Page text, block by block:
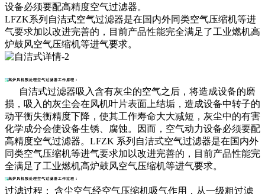
设备必须要配高精度空气过滤器。
LFZK系列 自洁式空气过滤器是在国内外同类空气压缩机等进
气要求加以改进完善的，目前产品性能完全满足了工业燃机高
炉鼓风空气压缩机等进气要求。
高炉风机预处理空气过滤器工作原理：
自洁式过滤器吸入含有灰尘的空气之后，将造成设备的磨
损，吸入的灰尘会在风机叶片表面上结垢，造成设备中转子的
动平衡失衡精度下降，使其工作寿命大大减短，灰尘中的有害
化学成分会使设备生锈、腐蚀。因而，空气动力设备必须要配
高精度空气过滤器。LFZK 系列自洁式空气过滤器是在国内外
同类空气压缩机等进气要求加以改进完善的，目前产品性能完
全满足了工业燃机高炉鼓风空气压缩机等进气要求。
高炉风机预处理空气过滤器工作过程：
过滤过程： 含尘空气经空气压缩机吸气作用，从一级粗过滤